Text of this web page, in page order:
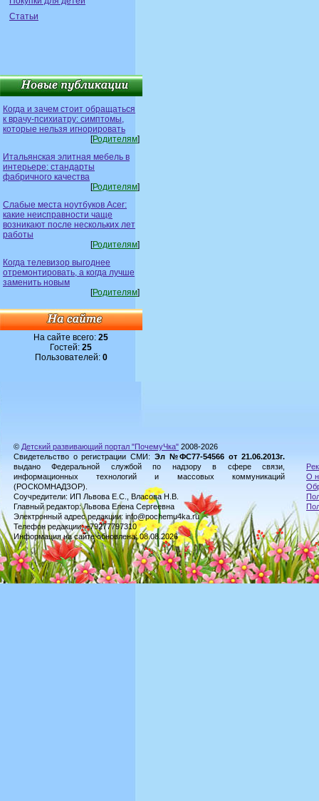
Статьи
Когда и зачем стоит обращаться
к врачу-психиатру: симптомы,
которые нельзя игнорировать
[Родителям]
Итальянская элитная мебель в
интерьере: стандарты
фабричного качества
[Родителям]
Слабые места ноутбуков Acer:
какие неисправности чаще
возникают после нескольких лет
работы
[Родителям]
Когда телевизор выгоднее
отремонтировать, а когда лучше
заменить новым
[Родителям]
На сайте всего:25
Гостей:25
Пользователей: 0
© Детский развивающий портал "ПочемуЧка" 2008-2026
Свидетельство о регистрации СМИ: Эл №ФС77-54566 от 21.06.2013г.
выдано Федеральной службой по надзору в сфере связи,
информационных технологий и массовых коммуникаций
(РОСКОМНАДЗОР).
Соучредители: ИП Львова Е.С., Власова Н.В.
Главный редактор: Львова Елена Сергеевна
Электронный адрес редакции: info@pochemu4ka.ru
Телефон редакции: +79277797310
Информация на сайте обновлена: 08.08.2026
О